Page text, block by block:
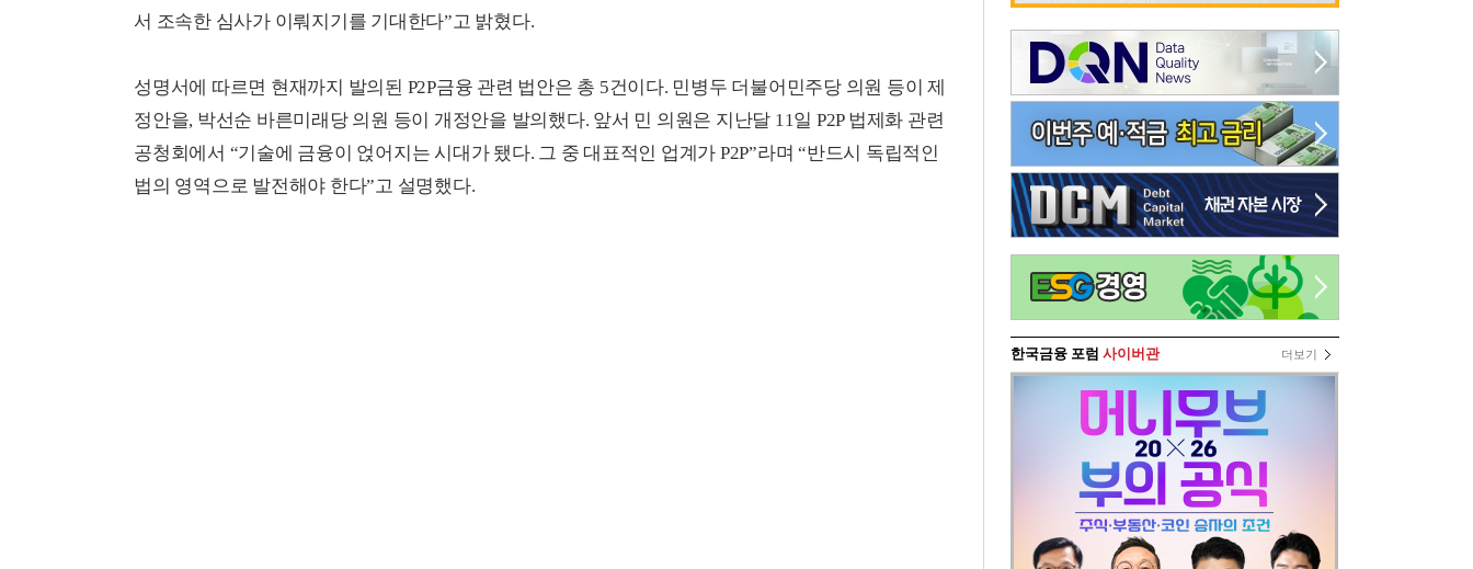
서 조속한 심사가 이뤄지기를 기대한다”고 밝혔다.
성명서에 따르면 현재까지 발의된 P2P금융 관련 법안은 총 5건이다. 민병두 더불어민주당 의원 등이 제
정안을, 박선순 바른미래당 의원 등이 개정안을 발의했다. 앞서 민 의원은 지난달 11일 P2P 법제화 관련
공청회에서 “기술에 금융이 얹어지는 시대가 됐다. 그 중 대표적인 업계가 P2P”라며 “반드시 독립적인
법의 영역으로 발전해야 한다”고 설명했다.
한국금융 포럼 사이버관 더보기